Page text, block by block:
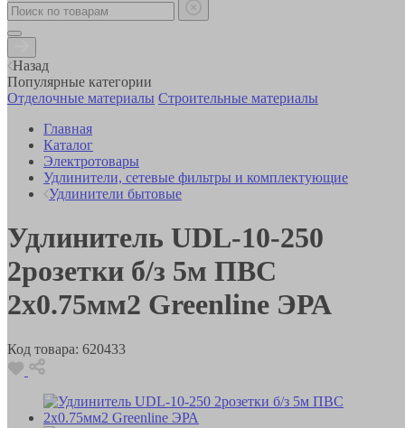
Назад
Популярные категории
Отделочные материалы Строительные материалы
Главная
Каталог
Электротовары
Удлинители, сетевые фильтры и комплектующие
Удлинители бытовые
Удлинитель UDL-10-250
2розетки б/з 5м ПВС
2x0.75мм2 Greenline ЭРА
Код товара: 620433